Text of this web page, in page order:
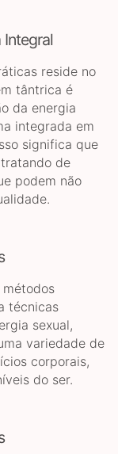
Integral
reside no
tântrica é
da energia
integrada em
significa que
de
podem não
técnicas
sexual,
variedade de
corporais,
do ser.